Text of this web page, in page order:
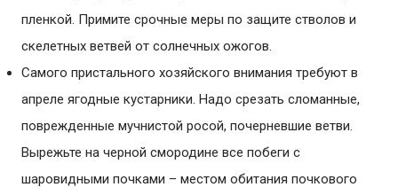
пленкой. Примите срочные меры по защите стволов и
скелетных ветвей от солнечных ожогов.
Самого пристального хозяйского внимания требуют в
апреле ягодные кустарники. Надо срезать сломанные,
поврежденные мучнистой росой, почерневшие ветви.
Вырежьте на черной смородине все побеги с
шаровидными почками – местом обитания почкового